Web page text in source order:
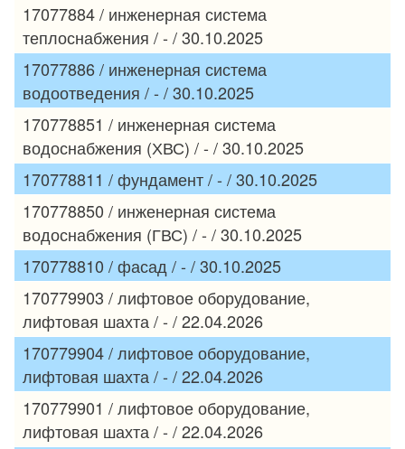
17077884 / инженерная система
теплоснабжения / - / 30.10.2025
17077886 / инженерная система
водоотведения / - / 30.10.2025
170778851 / инженерная система
водоснабжения (ХВС) / - / 30.10.2025
170778811 / фундамент / - / 30.10.2025
170778850 / инженерная система
водоснабжения (ГВС) / - / 30.10.2025
170778810 / фасад / - / 30.10.2025
170779903 / лифтовое оборудование,
лифтовая шахта / - / 22.04.2026
170779904 / лифтовое оборудование,
лифтовая шахта / - / 22.04.2026
170779901 / лифтовое оборудование,
лифтовая шахта / - / 22.04.2026